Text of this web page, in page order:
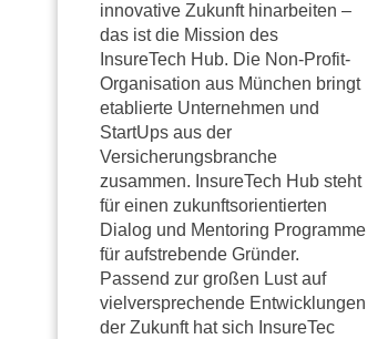
innovative Zukunft hinarbeiten –
das ist die Mission des
InsureTech Hub. Die Non-Profit-
Organisation aus München bringt
etablierte Unternehmen und
StartUps aus der
Versicherungsbranche
zusammen. InsureTech Hub steht
für einen zukunftsorientierten
Dialog und Mentoring Programme
für aufstrebende Gründer.
Passend zur großen Lust auf
vielversprechende Entwicklungen
der Zukunft hat sich InsureTec